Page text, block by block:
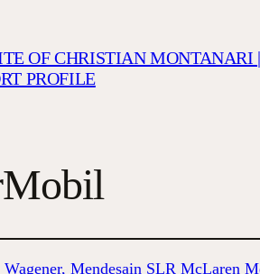
OF CHRISTIAN MONTANARI
PROFILE